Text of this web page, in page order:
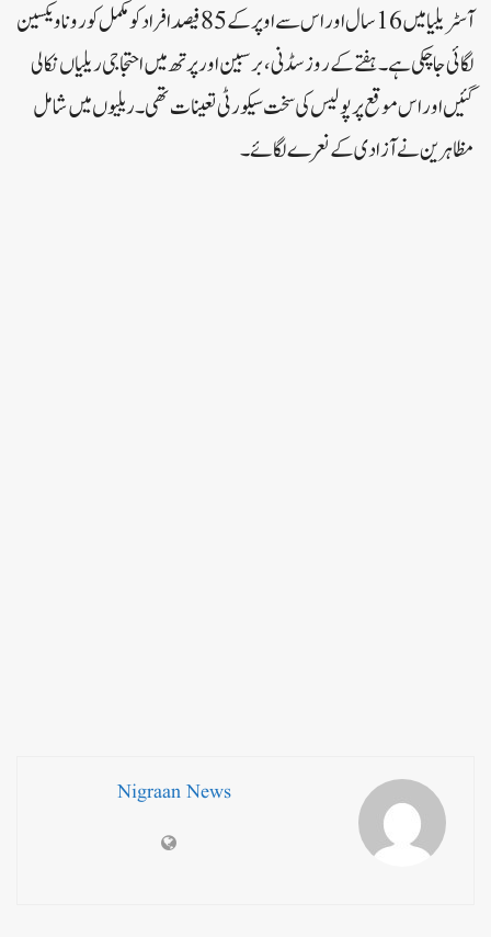
آسٹریلیا میں 16 سال اور اس سے اوپر کے 85 فیصد افراد کو مکمل کورونا ویکسین
لگائی جاچکی ہے۔ہفتے کے روز سڈنی، برسبین اور پرتھ میں احتجاجی ریلیاں نکالی
گئیں اور اس موقع پر پولیس کی سخت سیکورٹی تعینات تھی۔ ریلیوں میں شامل
مظاہرین نے آزادی کے نعرے لگائے۔
Nigraan News